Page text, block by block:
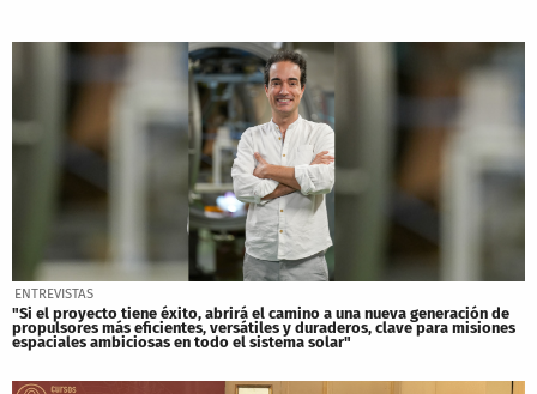
ENTREVISTAS
"Si el proyecto tiene éxito, abrirá el camino a una nueva generación de
propulsores más eficientes, versátiles y duraderos, clave para misiones
espaciales ambiciosas en todo el sistema solar"